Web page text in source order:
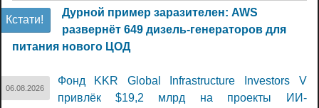
Кстати!
Дурной пример заразителен: AWS
развернёт 649 дизель-генераторов для
питания нового ЦОД
06.08.2026
Фонд KKR Global Infrastructure Investors V
привлёк $19,2 млрд на проекты ИИ-